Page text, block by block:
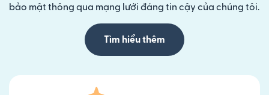
bảo mật thông qua mạng lưới đáng tin cậy của chúng tôi.
Tìm hiểu thêm